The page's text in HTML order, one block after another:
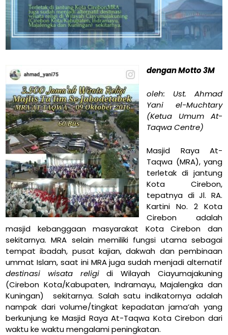
dengan Motto 3M
oleh: Ust. Ahmad
Yani el-Muchtary
(Ketua Umum At-
Taqwa Centre)
Masjid Raya At-
Taqwa (MRA), yang
terletak di jantung
Kota Cirebon,
tepatnya di Jl. RA.
Kartini No. 2 Kota
Cirebon adalah
masjid kebanggaan masyarakat Kota Cirebon dan
sekitarnya. MRA selain memiliki fungsi utama sebagai
tempat ibadah, pusat kajian, dakwah dan pembinaan
ummat Islam, saat ini MRA juga sudah menjadi alternatif
destinasi wisata religidi Wilayah Ciayumajakuning
(Cirebon Kota/Kabupaten, Indramayu, Majalengka dan
Kuningan) sekitarnya. Salah satu indikatornya adalah
nampak dari volume/tingkat kepadatan jama’ah yang
berkunjung ke Masjid Raya At-Taqwa Kota Cirebon dari
waktu ke waktu mengalami peningkatan.